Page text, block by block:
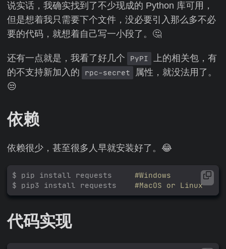
说实话，我确实找到了不少现成的 Python 库可用，
但是想着我只需要下个文件，没必要引入那么多不必
要的代码，就想着自己写一小段了。🤔
还有一点就是，我看了好几个 PyPI
上的相关包，有
的不支持新加入的
rpc-secret
属性，就没法用了。
😒
依赖
依赖很少，甚至很多人早就安装好了。😂
$ pip install requests #Windows
$ pip3 install requests #MacOS or Linux
代码实现